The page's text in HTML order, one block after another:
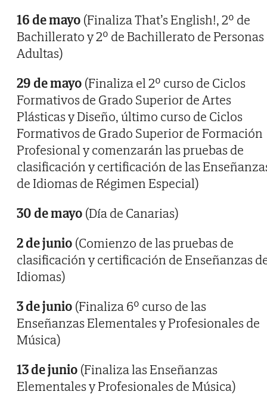
16 de mayo (Finaliza That’s English!, 2º de
Bachillerato y 2º de Bachillerato de Personas
Adultas)
29 de mayo (Finaliza el 2º curso de Ciclos
Formativos de Grado Superior de Artes
Plásticas y Diseño, último curso de Ciclos
Formativos de Grado Superior de Formación
Profesional y comenzarán las pruebas de
clasificación y certificación de las
de Idiomas de Régimen Especial)
30 de mayo (Día de Canarias)
2 de junio (Comienzo de las pruebas de
clasificación y certificación de Enseñanzas
Idiomas)
3 de junio (Finaliza 6º curso de las
Enseñanzas Elementales y Profesionales de
Música)
13 de junio (Finaliza las Enseñanzas
Elementales y Profesionales de Música)